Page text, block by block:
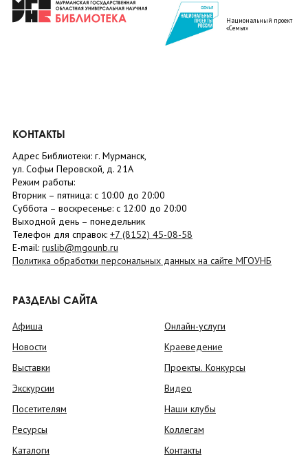
Национальный проект
«Семья»
КОНТАКТЫ
Адрес Библиотеки: г. Мурманск,
ул. Софьи Перовской, д. 21А
Режим работы:
Вторник – пятница: с 10:00 до 20:00
Суббота – воскресенье: c 12:00 до 20:00
Выходной день – понедельник
Телефон для справок: +7 (8152) 45-08-58
E-mail: ruslib@mgounb.ru
Политика обработки персональных данных на сайте МГОУНБ
РАЗДЕЛЫ САЙТА
Афиша
Новости
Выставки
Экскурсии
Посетителям
Ресурсы
Каталоги
Онлайн-услуги
Краеведение
Проекты. Конкурсы
Видео
Наши клубы
Коллегам
Контакты